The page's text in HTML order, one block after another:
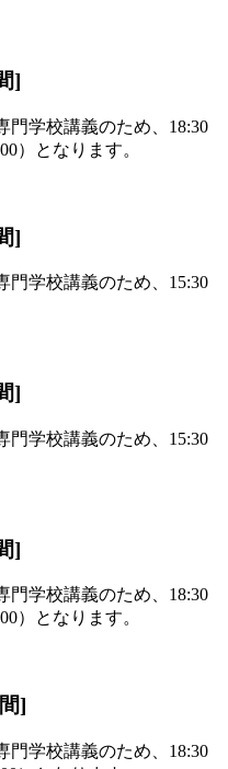
]
門学校講義のため、18:30
）となります。
]
門学校講義のため、15:30
]
門学校講義のため、15:30
]
門学校講義のため、18:30
）となります。
]
門学校講義のため、18:30